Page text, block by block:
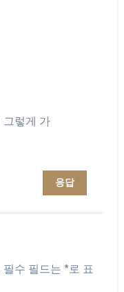
그렇게 가
응답
필수 필드는 *로 표